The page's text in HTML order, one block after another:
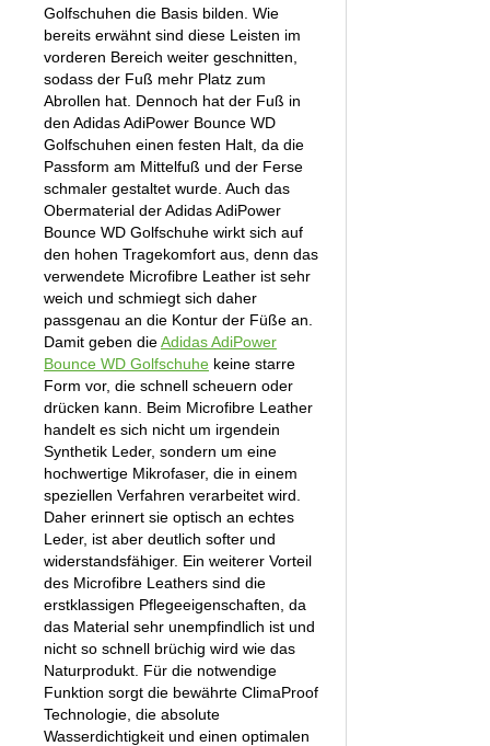
Golfschuhen die Basis bilden. Wie
bereits erwähnt sind diese Leisten im
vorderen Bereich weiter geschnitten,
sodass der Fuß mehr Platz zum
Abrollen hat. Dennoch hat der Fuß in
den Adidas AdiPower Bounce WD
Golfschuhen einen festen Halt, da die
Passform am Mittelfuß und der Ferse
schmaler gestaltet wurde. Auch das
Obermaterial der Adidas AdiPower
Bounce WD Golfschuhe wirkt sich auf
den hohen Tragekomfort aus, denn das
verwendete Microfibre Leather ist sehr
weich und schmiegt sich daher
passgenau an die Kontur der Füße an.
Damit geben dieAdidas AdiPower
Bounce WD Golfschuhe keine starre
Form vor, die schnell scheuern oder
drücken kann. Beim Microfibre Leather
handelt es sich nicht um irgendein
Synthetik Leder, sondern um eine
hochwertige Mikrofaser, die in einem
speziellen Verfahren verarbeitet wird.
Daher erinnert sie optisch an echtes
Leder, ist aber deutlich softer und
widerstandsfähiger. Ein weiterer Vorteil
des Microfibre Leathers sind die
erstklassigen Pflegeeigenschaften, da
das Material sehr unempfindlich ist und
nicht so schnell brüchig wird wie das
Naturprodukt. Für die notwendige
Funktion sorgt die bewährte ClimaProof
Technologie, die absolute
Wasserdichtigkeit und einen optimalen